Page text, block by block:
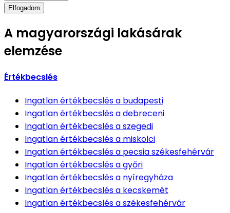
Elfogadom
A magyarországi lakásárak
elemzése
Értékbecslés
Ingatlan értékbecslésa budapesti
Ingatlan értékbecslésa debreceni
Ingatlan értékbecslésa szegedi
Ingatlan értékbecslésa miskolci
Ingatlan értékbecslésa pecsia székesfehérvár
Ingatlan értékbecslésa győri
Ingatlan értékbecslésa nyíregyháza
Ingatlan értékbecslésa kecskemét
Ingatlan értékbecslésa székesfehérvár